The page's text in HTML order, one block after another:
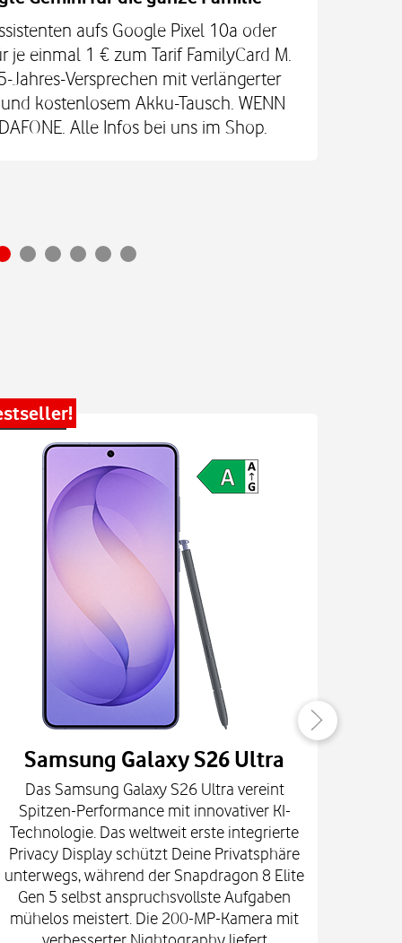
aufs Google Pixel 10a oder
je einmal 1 € zum Tarif FamilyCard M.
Jahres-Versprechen mit verlängerter
kostenlosem Akku-Tausch. WENN
Alle Infos bei uns im Shop.
Samsung Galaxy S26 Ultra
Das Samsung Galaxy S26 Ultra vereint
Spitzen-Performance mit innovativer KI-
Technologie. Das weltweit erste integrierte
Privacy Display schützt Deine Privatsphäre
unterwegs, während der Snapdragon 8 Elite
Gen 5 selbst anspruchsvollste Aufgaben
mühelos meistert. Die 200-MP-Kamera mit